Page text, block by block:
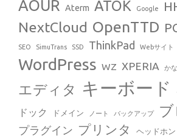
AOUR Aterm ATOK Google
NextCloud OpenTTD
SEO SimuTrans SSD ThinkPad Webサイト
WordPress WZ XPERIA か
エディタ キーボード
ドック
ドメイン ノート バックアップ
プラグイン プリンタ ヘッドホン